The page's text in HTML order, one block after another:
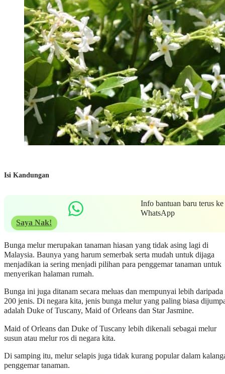
Isi Kandungan
Info bantuan baru terus ke
WhatsApp
Saya Nak!
Bunga melur merupakan tanaman hiasan yang tidak asing lagi di
Malaysia. Baunya yang harum semerbak serta mudah untuk dijaga
menjadikan ia sering menjadi pilihan para penggemar tanaman untuk
menyerikan halaman rumah.
Bunga ini juga ditanam secara meluas dan mempunyai lebih daripada
200 jenis. Di negara kita, jenis bunga melur yang paling biasa
adalah Duke of Tuscany, Maid of Orleans dan Star Jasmine.
Maid of Orleans dan Duke of Tuscany lebih dikenali sebagai melur
susun atau melur ros di negara kita.
Di samping itu, melur selapis juga tidak kurang popular dalam
penggemar tanaman.